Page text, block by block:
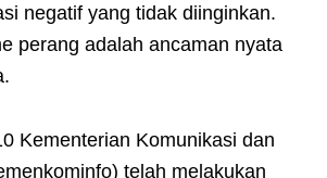
negatif yang tidak diinginkan.
perang adalah ancaman nyata
Kementerian Komunikasi dan
telah melakukan